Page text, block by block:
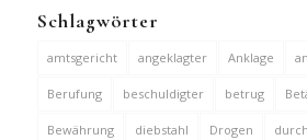
Schlagwörter
amtsgericht angeklagter Anklage
Berufung beschuldigter betrug
Bewährung diebstahl Drogen